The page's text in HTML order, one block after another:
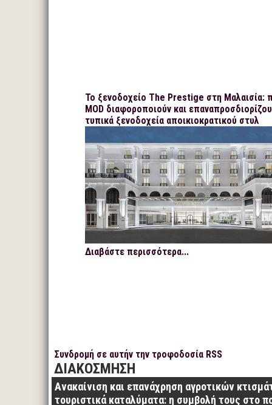
Το ξενοδοχείο The Prestige στη Μαλαισία:
MOD διαφοροποιούν και
τυπικά ξενοδοχεία αποικιοκρατικού στυλ
Διαβάστε περισσότερα...
Συνδρομή σε αυτήν την τροφοδοσία RSS
ΔΙΑΚΟΣΜΗΣΗ
Ανακαίνιση και επανάχρηση αγροτικών
τουριστικά καταλύματα: η συμβολή τους στο